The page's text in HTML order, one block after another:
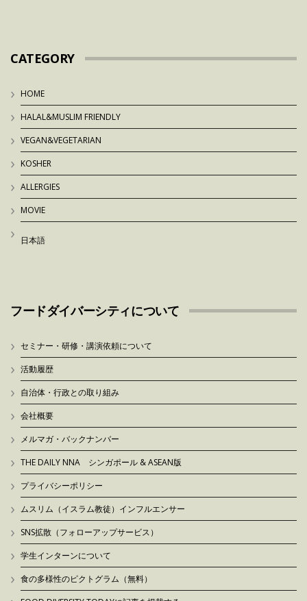
CATEGORY
HOME
HALAL&MUSLIM FRIENDLY
VEGAN&VEGETARIAN
KOSHER
ALLERGIES
MOVIE
日本語
フードダイバーシティについて
セミナー・研修・講演依頼について
活動履歴
自治体・行政との取り組み
会社概要
メルマガ・バックナンバー
THE DAILY NNA シンガポール & ASEAN版
プライバシーポリシー
ムスリム（イスラム教徒）インフルエンサー
SNS拡散（フォローアップサービス）
学生インターンについて
食の多様性のピクトグラム（無料）